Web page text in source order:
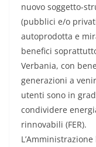
nuovo soggetto-
(pubblici e/o
autoprodotta e
benefici
Verbania, con
generazioni a
utenti sono in
condividere
rinnovabili (FER).